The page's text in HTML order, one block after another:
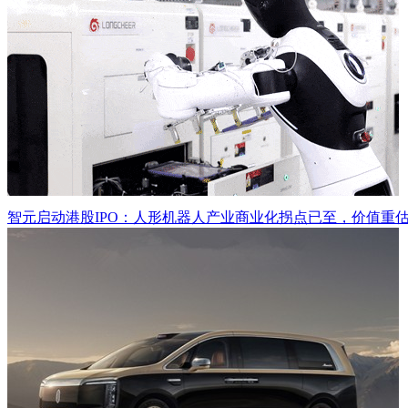
智元启动港股IPO：人形机器人产业商业化拐点已至，价值重